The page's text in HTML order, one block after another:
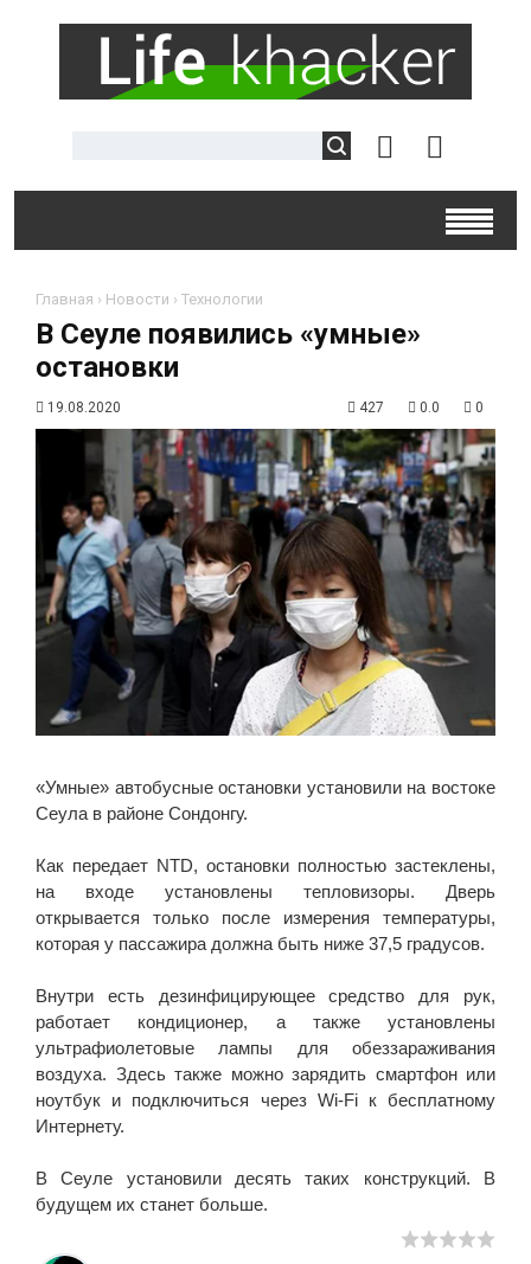
Главная › Новости › Технологии
В Сеуле появились «умные»
остановки
19.08.2020 427 0.0 0
«Умные» автобусные остановки установили на востоке
Сеула в районе Сондонгу.
Как передает NTD, остановки полностью застеклены,
на входе установлены тепловизоры. Дверь
открывается только после измерения температуры,
которая у пассажира должна быть ниже 37,5 градусов.
Внутри есть дезинфицирующее средство для рук,
работает кондиционер, а также установлены
ультрафиолетовые лампы для обеззараживания
воздуха. Здесь также можно зарядить смартфон или
ноутбук и подключиться через Wi-Fi к бесплатному
Интернету.
В Сеуле установили десять таких конструкций. В
будущем их станет больше.